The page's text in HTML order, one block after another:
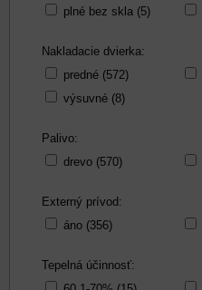
plné bez skla (5)
Nakladacie dvierka:
predné (572)
výsuvné (8)
Palivo:
drevo (570)
Externý prívod:
áno (356)
Tepelná účinnosť: